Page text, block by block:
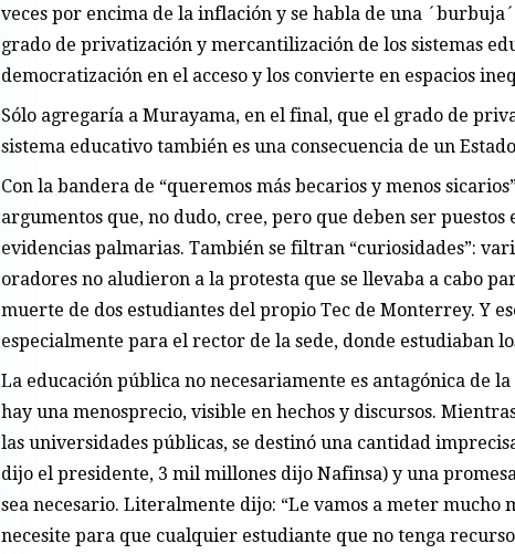
veces por encima de la inflación y se habla de una
grado de privatización y mercantilización de los sistemas
democratización en el acceso y los convierte en espacios
Sólo agregaría a Murayama, en el final, que el grado de
sistema educativo también es una consecuencia de un
Con la bandera de “queremos más becarios y menos
argumentos que, no dudo, cree, pero que deben ser
evidencias palmarias. También se filtran “curiosidades”:
oradores no aludieron a la protesta que se llevaba a cabo
muerte de dos estudiantes del propio Tec de Monterrey. Y
especialmente para el rector de la sede, donde estudiaban
La educación pública no necesariamente es antagónica de
hay una menosprecio, visible en hechos y discursos.
las universidades públicas, se destinó una cantidad
dijo el presidente, 3 mil millones dijo Nafinsa) y una
sea necesario. Literalmente dijo: “Le vamos a meter mucho
necesite para que cualquier estudiante que no tenga